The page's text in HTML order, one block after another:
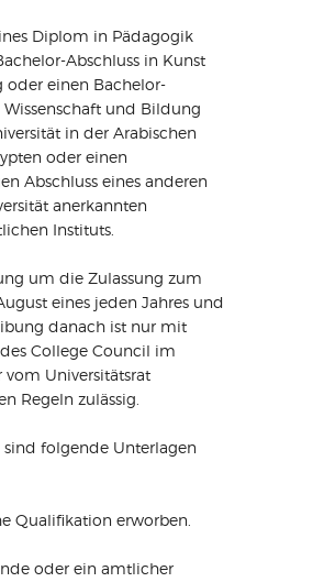
Diplom in Pädagogik
Abschluss in Kunst
oder einen Bachelor-
Wissenschaft und Bildung
in der Arabischen
oder einen
Abschluss eines anderen
anerkannten
Instituts.
um die Zulassung zum
eines jeden Jahres und
danach ist nur mit
College Council im
vom Universitätsrat
Regeln zulässig.
folgende Unterlagen
Qualifikation erworben.
oder ein amtlicher